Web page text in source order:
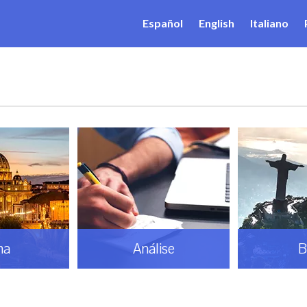
Español English Italiano
Análise